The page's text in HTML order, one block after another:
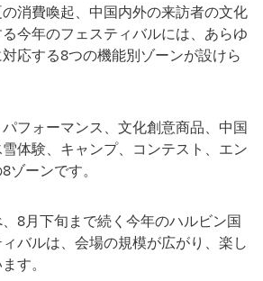
消費喚起、中国内外の来訪者の文化
今年のフェスティバルには、あらゆ
応する8つの機能別ゾーンが設けら
フォーマンス、文化創意商品、中国
体験、キャンプ、コンテスト、エン
ゾーンです。
8月下旬まで続く今年のハルビン国
バルは、会場の規模が広がり、楽し
す。